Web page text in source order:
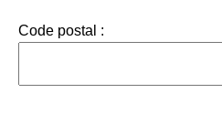
Code postal :